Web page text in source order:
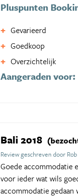
Pluspunten
Gevarieerd
Goedkoop
Overzichtelijk
Aangeraden voor:
Bali 2018
Review geschreven door
Goede accommodatie
voor ieder wat wils
accommodatie gedaan